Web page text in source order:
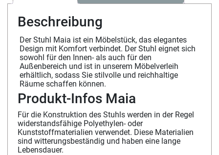
Beschreibung
Der Stuhl Maia ist ein Möbelstück, das elegantes
Design mit Komfort verbindet. Der Stuhl eignet sich
sowohl für den Innen- als auch für den
Außenbereich und ist in unserem Möbelverleih
erhältlich, sodass Sie stilvolle und reichhaltige
Räume schaffen können.
Produkt-Infos Maia
Für die Konstruktion des Stuhls werden in der Regel
widerstandsfähige Polyethylen- oder
Kunststoffmaterialien verwendet. Diese Materialien
sind witterungsbeständig und haben eine lange
Lebensdauer.